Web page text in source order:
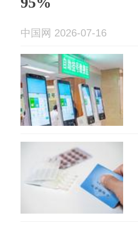
中国网 2026-07-16